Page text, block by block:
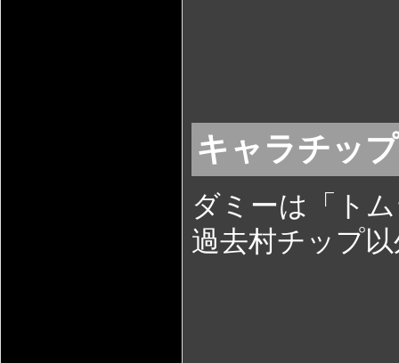
キャラチッ
ダミーは「ト
過去村チップ